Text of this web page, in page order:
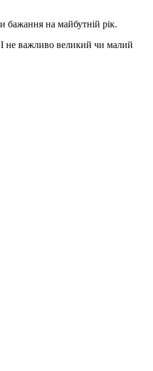
бажання на майбутній рік.
І не важливо великий чи малий